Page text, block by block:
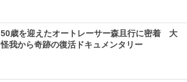
50歳を迎えたオートレーサー森且行に密着 大
怪我から奇跡の復活ドキュメンタリー